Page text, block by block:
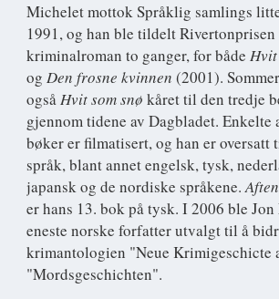
Michelet mottok Språklig samlings
1991, og han ble tildelt Rivertonprisen
kriminalroman to ganger, for både Hvit
og Den frosne kvinnen (2001).
ogsåHvit som snø kåret til den tredje
gjennom tidene av Dagbladet. Enkelte
bøker er filmatisert, og han er oversatt
språk, blant annet engelsk, tysk,
japansk og de nordiske språkene.
er hans 13. bok på tysk. I 2006 ble
eneste norske forfatter utvalgt til å
krimantologien "Neue Krimigeschicte
"Mordsgeschichten".